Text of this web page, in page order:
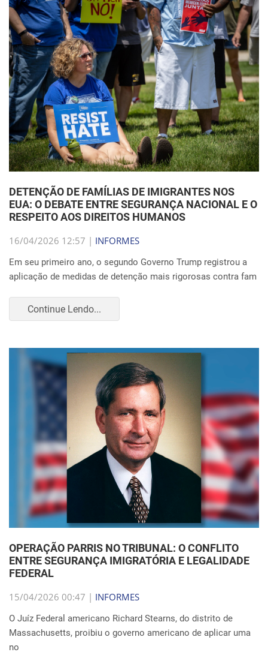
DETENÇÃO DE FAMÍLIAS DE IMIGRANTES NOS
EUA: O DEBATE ENTRE SEGURANÇA NACIONAL E O
RESPEITO AOS DIREITOS HUMANOS
16/04/2026 12:57 | INFORMES
Em seu primeiro ano, o segundo Governo Trump registrou a
aplicação de medidas de detenção mais rigorosas contra fam
Continue Lendo...
OPERAÇÃO PARRIS NO TRIBUNAL: O CONFLITO
ENTRE SEGURANÇA IMIGRATÓRIA E LEGALIDADE
FEDERAL
15/04/2026 00:47 | INFORMES
O Juíz Federal americano Richard Stearns, do distrito de
Massachusetts, proibiu o governo americano de aplicar uma
no